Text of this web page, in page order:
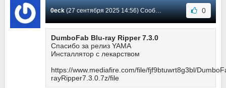
0eck(27 сентября 2025 14:56) Сообщение #2 0
DumboFab Blu-ray Ripper 7.3.0
Спасибо за релиз YAMA
Инсталлятор с лекарством
https://www.mediafire.com/file/fjf9btuwrt8g3bl/
rayRipper7.3.0.7z/file